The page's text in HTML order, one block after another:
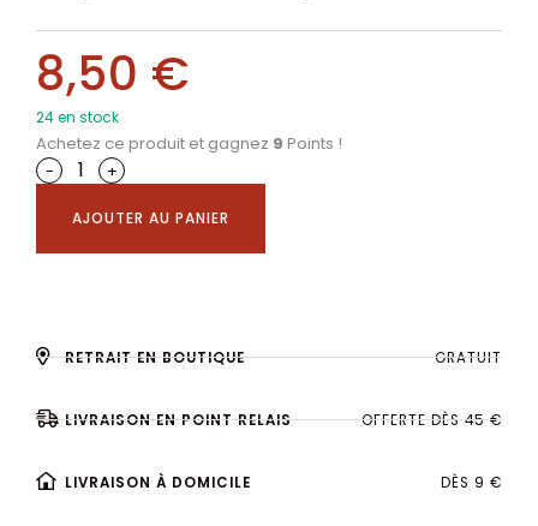
8,50 €
24 en stock
Achetez ce produit et gagnez 9 Points !
-
+
AJOUTER AU PANIER
RETRAIT EN BOUTIQUE GRATUIT
LIVRAISON EN POINT RELAIS OFFERTE DÈS 45 €
LIVRAISON À DOMICILE DÈS 9 €